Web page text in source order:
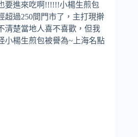
要進來吃啊!!!!!!小楊生煎包
超過250間門市了，主打現擀
清楚當地人喜不喜歡，但我
小楊生煎包被譽為~上海名點